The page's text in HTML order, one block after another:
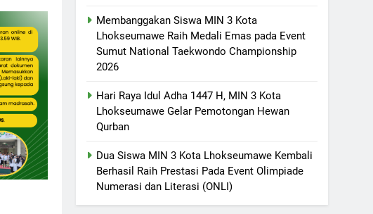
Membanggakan Siswa MIN 3 Kota
Lhokseumawe Raih Medali Emas pada Event
Sumut National Taekwondo Championship
2026
Hari Raya Idul Adha 1447 H, MIN 3 Kota
Lhokseumawe Gelar Pemotongan Hewan
Qurban
Dua Siswa MIN 3 Kota Lhokseumawe Kembali
Berhasil Raih Prestasi Pada Event Olimpiade
Numerasi dan Literasi (ONLI)